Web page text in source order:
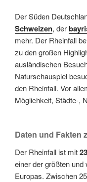
Der Süden
Schweizen, der
mehr. Der Rheinfall
zu den großen
ausländischen
Naturschauspiel
den Rheinfall. Vor
Möglichkeit, Städte-,
Daten und Fakten
Der Rheinfall ist mit
einer der größten
Europas. Zwischen